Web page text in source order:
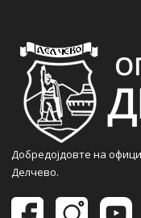
Добредојдовте на
Делчево.